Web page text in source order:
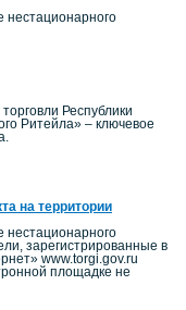
нестационарного
Республики
Ритейла» – ключевое
на территории
нестационарного
зарегистрированные в
www.torgi.gov.ru
площадке не